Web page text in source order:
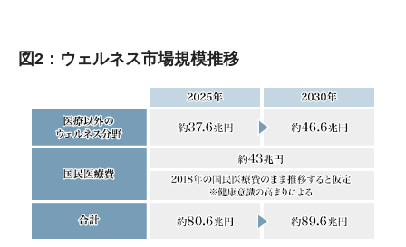
図2：ウェルネス市場規模推移